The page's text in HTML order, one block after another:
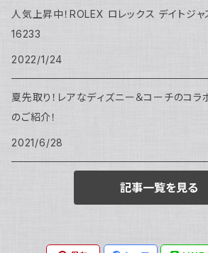
人気上昇中！ROLEX ロレックス デイトジャ
16233
2022/1/24
夏先取り！レアなディズニー＆コーチのコラ
のご紹介！
2021/6/28
記事一覧を見る